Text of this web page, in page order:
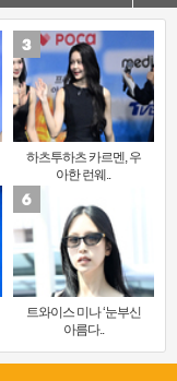
하츠투하츠 카르멘, 우
아한 런웨..
트와이스 미나 ‘눈부신
아름다..